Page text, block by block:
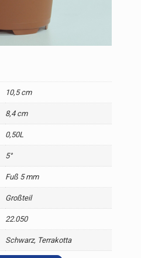
10,5 cm
8,4 cm
0,50L
5°
Fuß 5 mm
Großteil
22.050
Schwarz, Terrakotta